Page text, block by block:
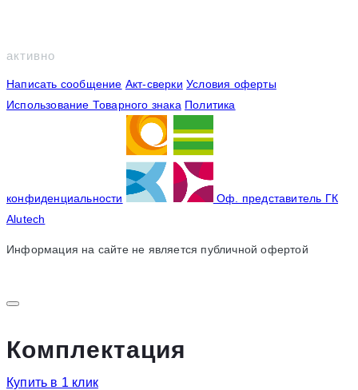
активно
Написать сообщение Акт-сверки Условия оферты
Использование Товарного знака Политика
конфиденциальности
Оф. представитель ГК
Alutech
Информация на сайте не является публичной офертой
Комплектация
Купить в 1 клик